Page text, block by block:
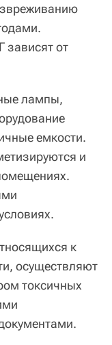
зависят от
лампы,
емкости.
и
к
осуществляют
токсичных